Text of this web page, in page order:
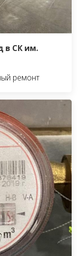
в СК им.
ремонт